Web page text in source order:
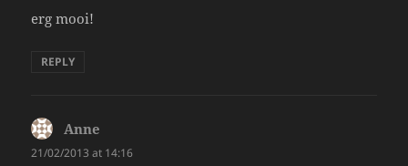
erg mooi!
REPLY
Anne
21/02/2013 at 14:16